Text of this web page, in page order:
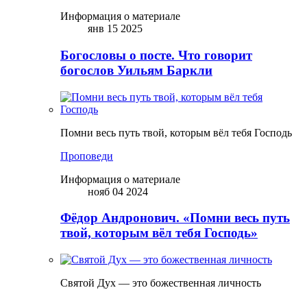
Информация о материале
янв 15 2025
Богословы о посте. Что говорит
богослов Уильям Баркли
Помни весь путь твой, которым вёл тебя Господь
Проповеди
Информация о материале
нояб 04 2024
Фёдор Андронович. «Помни весь путь
твой, которым вёл тебя Господь»
Святой Дух — это божественная личность